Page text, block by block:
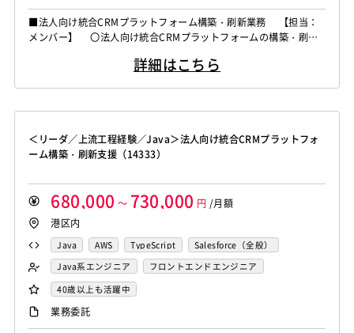
■法人向け統合CRMプラットフォーム構築・刷新業務 【担当：
メンバー】 〇法人向け統合CRMプラットフォームの構築・刷新
詳細設計、実装を担当し、システム開発を遂行する。
詳細はこちら
＜リーダ／上流工程経験／Java＞法人向け統合CRMプラットフォ
ーム構築・刷新支援（14333）
680,000 ～ 730,000 円 /月額
港区内
Java AWS TypeScript
Salesforce（全般）
Java系エンジニア
フロントエンドエンジニア
業務系エンジニア
40歳以上も活躍中
業務委託